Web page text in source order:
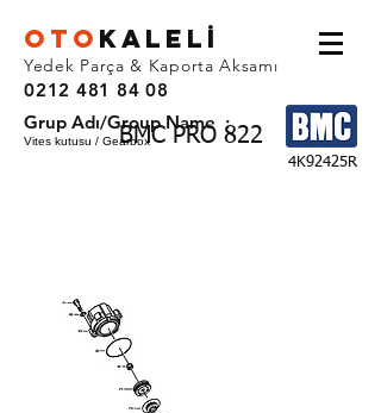
OTO KALEL İ
Yedek Parça & Kaporta Aksamı
0212 481 84 08
BMC PRO 822
Grup Adı/Group Name :
Vites kutusu / Gearbox
4K92425R